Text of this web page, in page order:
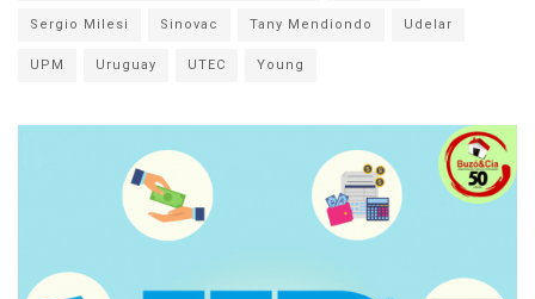
Sergio Milesi Sinovac Tany Mendiondo Udelar
UPM Uruguay UTEC Young